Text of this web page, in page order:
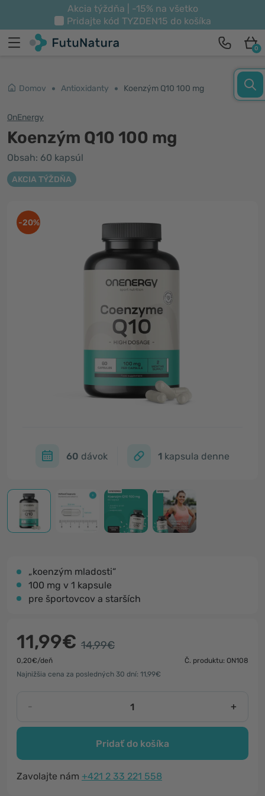
Akcia týždňa | -15% na všetko
Pridajte kód TYZDEN15 do košíka
0
Domov Antioxidanty Koenzým Q10 100 mg
OnEnergy
Koenzým Q10 100 mg
Obsah: 60 kapsúl
AKCIA TÝŽDŇA
-20%
60 dávok 1 kapsula denne
„koenzým mladosti“
100 mg v 1 kapsule
pre športovcov a starších
11,99€ 14,99€
0,20€/deň
Č. produktu: ON108
Najnižšia cena za posledných 30 dní: 11,99€
- +
Pridať do košíka
Zavolajte nám +421 2 33 221 558